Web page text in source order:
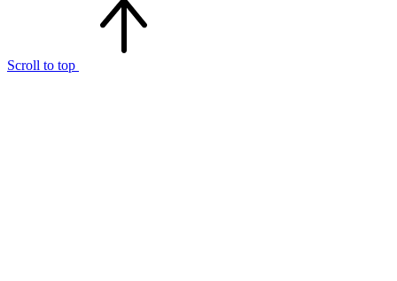
Scroll to top